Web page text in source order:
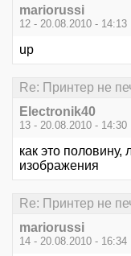
mariorussi
12 - 20.08.2010 - 14:13
up
Re: Принтер не
Electronik40
13 - 20.08.2010 - 14:30
как это половину,
изображения
Re: Принтер не
mariorussi
14 - 20.08.2010 - 16:34